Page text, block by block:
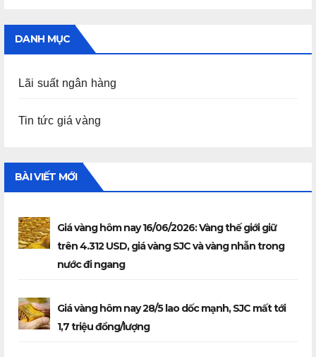
DANH MỤC
Lãi suất ngân hàng
Tin tức giá vàng
BÀI VIẾT MỚI
Giá vàng hôm nay 16/06/2026: Vàng thế giới giữ
trên 4.312 USD, giá vàng SJC và vàng nhẫn trong
nước đi ngang
Giá vàng hôm nay 28/5 lao dốc mạnh, SJC mất tới
1,7 triệu đồng/lượng